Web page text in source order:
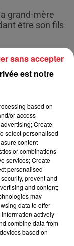
grand-mère
être son fils
escorte
la tour
: encore
est notre
based on
or access
Create
select personalised
content
or combinations
services; Create
personalised
prevent and
and content;
may
data to offer
actively
combine data from
based on
sans accepter